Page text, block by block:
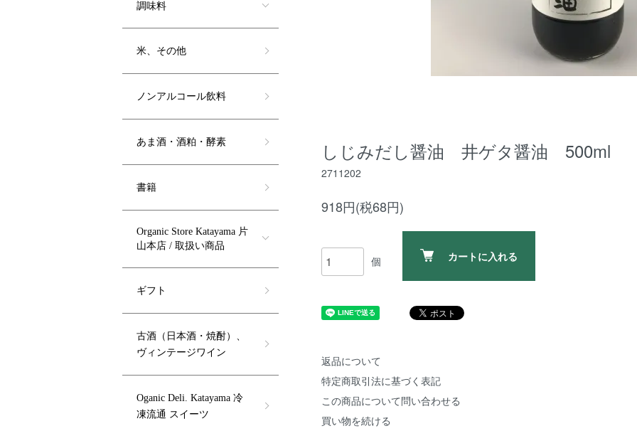
しじみだし醤油 井ゲタ醤油 500ml
2711202
918円(税68円)
個 カートに入れる
返品について
特定商取引法に基づく表記
この商品について問い合わせる
買い物を続ける
調味料
米、その他
ノンアルコール飲料
あま酒・酒粕・酵素
書籍
Organic Store Katayama 片
山本店 / 取扱い商品
ギフト
古酒（日本酒・焼酎）、
ヴィンテージワイン
Oganic Deli. Katayama 冷
凍流通 スイーツ